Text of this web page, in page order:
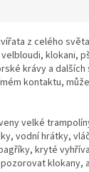
z celého
klokani,
krávy a dalších
kontaktu,
velké
vodní hrátky,
kryté
klokany,